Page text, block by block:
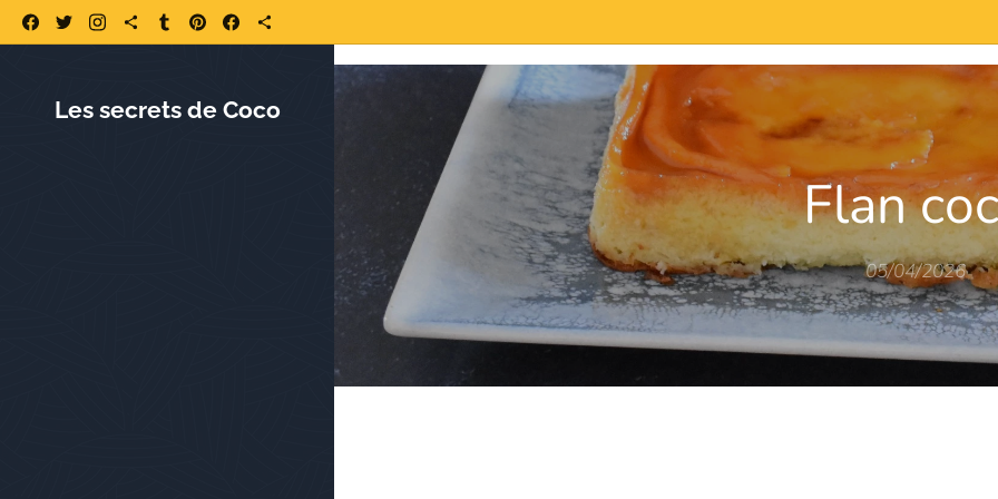
https://www.lessecretsdecoco.fr/ https://www.lessecretsdecoco.fr/quoi-de-neuf/
Les secrets de Coco
Flan
05/04/2026